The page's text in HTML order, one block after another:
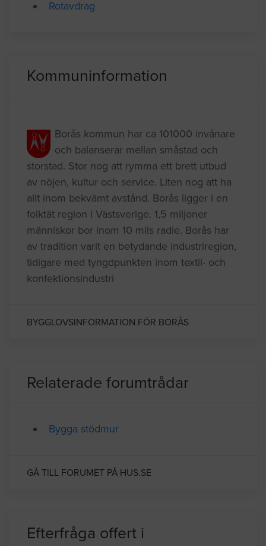
Anlita murare och plattsättare
Kommuninformation
Borås kommun har ca 101000 invånare
och balanserar mellan småstad och
storstad. Stor nog att rymma ett brett utbud
av nöjen, kultur och service. Liten nog att ha
allt inom bekvämt avstånd. Borås ligger i en
folktät region i Västsverige. 1,5 miljoner
människor bor inom 10 mils radie. Borås har
konfektionsindustri
Relaterade forumtrådar
Bygga stödmur